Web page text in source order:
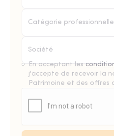
Catégorie
En acceptant les
j'accepte de recevoir la
Patrimoine et des offres